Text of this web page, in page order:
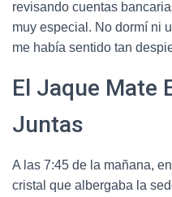
revisando cuentas
muy especial. No dormí ni
me había sentido tan
El Jaque Mate
Juntas
A las 7:45 de la mañana,
cristal que albergaba la